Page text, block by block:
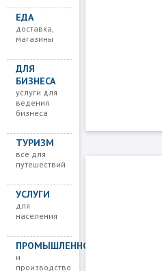
ЕДА
доставка,
магазины
ДЛЯ
БИЗНЕСА
услуги для
ведения
бизнеса
ТУРИЗМ
все для
путешествий
УСЛУГИ
для
населения
ПРОМЫШЛЕННОСТЬ
и
производство